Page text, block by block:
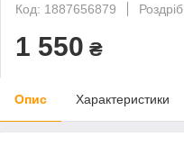
Код: 1887656879
Роздріб
1 550 ₴
Опис Характеристики